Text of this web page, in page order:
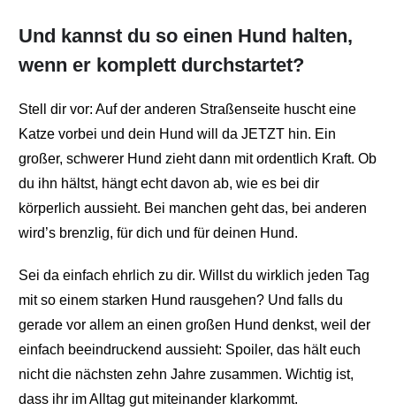
Und kannst du so einen Hund halten,
wenn er komplett durchstartet?
Stell dir vor: Auf der anderen Straßenseite huscht eine
Katze vorbei und dein Hund will da JETZT hin. Ein
großer, schwerer Hund zieht dann mit ordentlich Kraft. Ob
du ihn hältst, hängt echt davon ab, wie es bei dir
körperlich aussieht. Bei manchen geht das, bei anderen
wird’s brenzlig, für dich und für deinen Hund.
Sei da einfach ehrlich zu dir. Willst du wirklich jeden Tag
mit so einem starken Hund rausgehen? Und falls du
gerade vor allem an einen großen Hund denkst, weil der
einfach beeindruckend aussieht: Spoiler, das hält euch
nicht die nächsten zehn Jahre zusammen. Wichtig ist,
dass ihr im Alltag gut miteinander klarkommt.